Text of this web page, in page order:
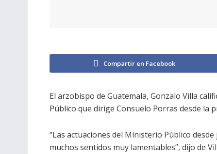
Compartir en Facebook
El arzobispo de Guatemala, Gonzalo Villa
Público que dirige Consuelo Porras desde la
“Las actuaciones del Ministerio Público
muchos sentidos muy lamentables”, dijo de